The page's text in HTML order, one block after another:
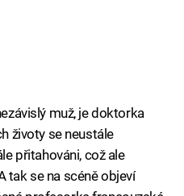
muž, je doktorka
životy se neustále
přitahováni, což ale
tak se na scéně objeví